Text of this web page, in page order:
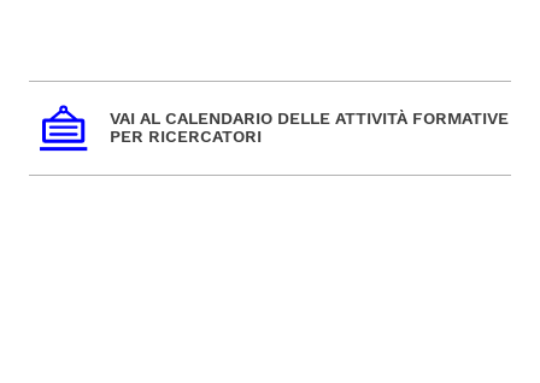
VAI AL CALENDARIO DELLE ATTIVITÀ FORMATIVE
PER RICERCATORI